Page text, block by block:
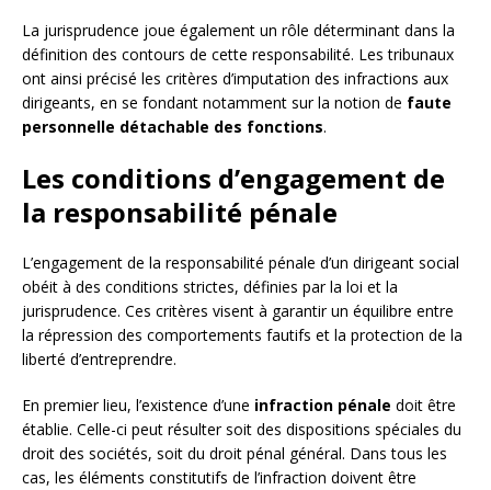
La jurisprudence joue également un rôle déterminant dans la
définition des contours de cette responsabilité. Les tribunaux
ont ainsi précisé les critères d’imputation des infractions aux
dirigeants, en se fondant notamment sur la notion de faute
personnelle détachable des fonctions.
Les conditions d’engagement de
la responsabilité pénale
L’engagement de la responsabilité pénale d’un dirigeant social
obéit à des conditions strictes, définies par la loi et la
jurisprudence. Ces critères visent à garantir un équilibre entre
la répression des comportements fautifs et la protection de la
liberté d’entreprendre.
En premier lieu, l’existence d’une infraction pénale doit être
établie. Celle-ci peut résulter soit des dispositions spéciales du
droit des sociétés, soit du droit pénal général. Dans tous les
cas, les éléments constitutifs de l’infraction doivent être